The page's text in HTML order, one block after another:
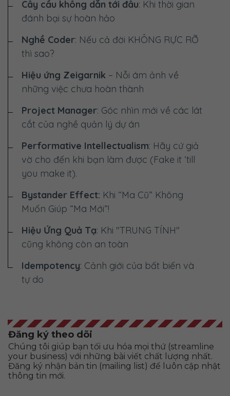
Cây cầu không dẫn tới đâu: Khi thời gian
đánh bại sự hoàn hảo
Nghề Coder: Nếu cả đời KHÔNG RỰC RỠ
thì sao?
Hiệu ứng Zeigarnik – Nỗi ám ảnh về
những việc chưa hoàn thành
Project Manager: Góc nhìn mới về các lát
cắt của nghề quản lý dự án
Performative Intellectualism: Hãy cứ giả
vờ cho đến khi bạn làm được (Fake it ‘till
you make it).
Bystander Effect: Khi “Ma Cũ” Không
Muốn Giúp “Ma Mới”!
Hiệu Ứng Quả Tạ: Khi "TRUNG TÍNH"
cũng không còn an toàn
Idempotency: Cảnh giới của bất biến và
tự do
Đăng ký theo dõi
Chúng tôi giúp bạn tối ưu hóa mọi thứ (streamline
your business) với những bài viết chất lượng nhất.
Đăng ký nhận bản tin (mailing list) để luôn cập nhật
thông tin mới.